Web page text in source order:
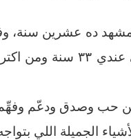
ده عشرين سنة،
النهاردة بقى
حب وصدق ودعّم وفهِّم
الجميلة اللي